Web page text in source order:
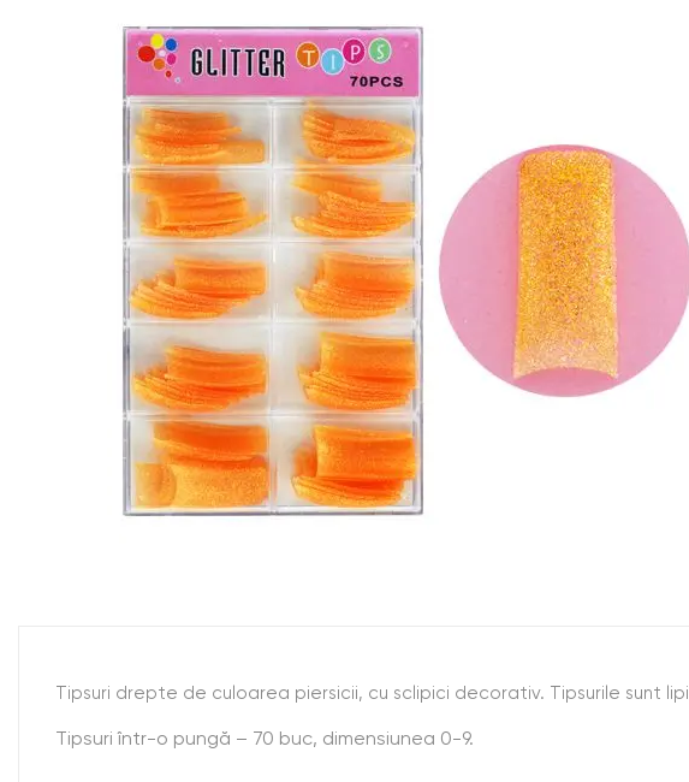
Tipsuri drepte de culoarea piersicii, cu sclipici decorativ. Tipsurile sunt
Tipsuri într-o pungă – 70 buc, dimensiunea 0-9.